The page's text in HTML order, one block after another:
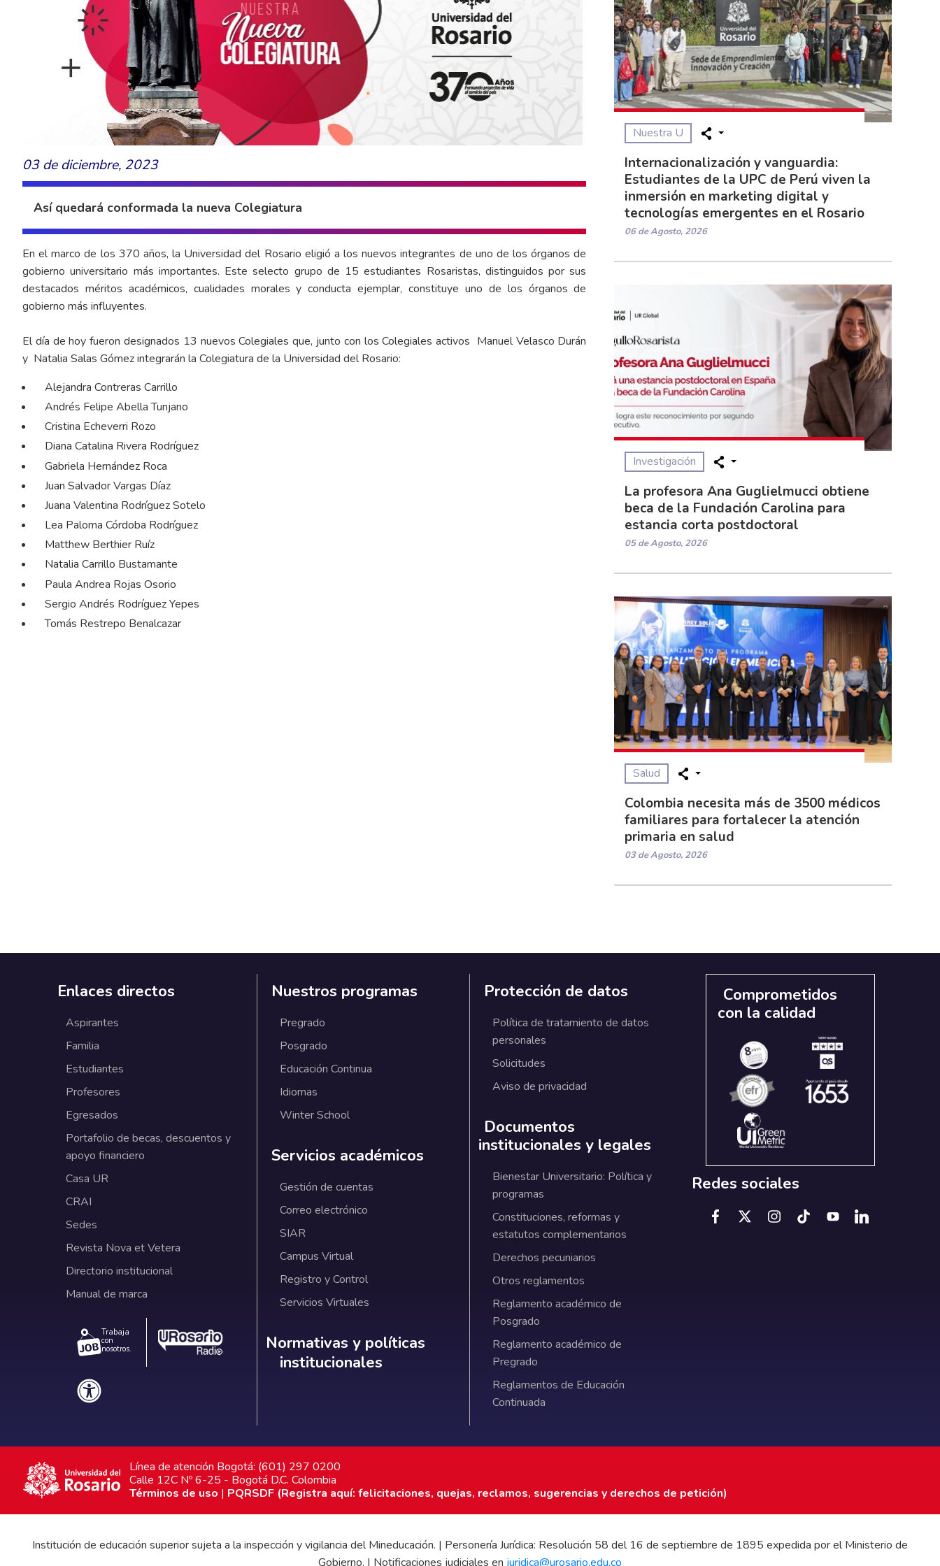
03 de diciembre, 2023
Así quedará conformada la nueva Colegiatura
En el marco de los 370 años, la Universidad del Rosario eligió a los nuevos integrantes de uno de los órganos de
gobierno universitario más importantes. Este selecto grupo de 15 estudiantes Rosaristas, distinguidos por sus
destacados méritos académicos, cualidades morales y conducta ejemplar, constituye uno de los órganos de
gobierno más influyentes.
El día de hoy fueron designados 13 nuevos Colegiales que, junto con los Colegiales activos Manuel Velasco Durán
y Natalia Salas Gómez integrarán la Colegiatura de la Universidad del Rosario:
Alejandra Contreras Carrillo
Andrés Felipe Abella Tunjano
Cristina Echeverri Rozo
Diana Catalina Rivera Rodríguez
Gabriela Hernández Roca
Juan Salvador Vargas Díaz
Juana Valentina Rodríguez Sotelo
Lea Paloma Córdoba Rodríguez
Matthew Berthier Ruíz
Natalia Carrillo Bustamante
Paula Andrea Rojas Osorio
Sergio Andrés Rodríguez Yepes
Tomás Restrepo Benalcazar
Nuestra U
Internacionalización y vanguardia:
Estudiantes de la UPC de Perú viven la
inmersión en marketing digital y
tecnologías emergentes en el Rosario
06 de Agosto, 2026
Investigación
La profesora Ana Guglielmucci obtiene
beca de la Fundación Carolina para
estancia corta postdoctoral
05 de Agosto, 2026
Salud
Colombia necesita más de 3500 médicos
familiares para fortalecer la atención
primaria en salud
03 de Agosto, 2026
Enlaces directos
Aspirantes
Familia
Estudiantes
Profesores
Egresados
Portafolio de becas, descuentos y
apoyo financiero
Casa UR
CRAI
Sedes
Revista Nova et Vetera
Directorio institucional
Manual de marca
Trabaja
con
nosotros.
Nuestros programas
Pregrado
Posgrado
Educación Continua
Idiomas
Winter School
Servicios académicos
Gestión de cuentas
Correo electrónico
SIAR
Campus Virtual
Registro y Control
Servicios Virtuales
Normativas y políticas institucionales
Normativas y políticas
institucionales
Protección de datos
Política de tratamiento de datos
personales
Solicitudes
Aviso de privacidad
Documentos
institucionales y legales
Bienestar Universitario: Política y
programas
Constituciones, reformas y
estatutos complementarios
Derechos pecuniarios
Otros reglamentos
Reglamento académico de
Posgrado
Reglamento académico de
Pregrado
Reglamentos de Educación
Continuada
Comprometidos
con la calidad
Redes sociales
Línea de atención Bogotá: (601) 297 0200
Calle 12C Nº 6-25 - Bogotá D.C. Colombia
Términos de uso | PQRSDF (Registra aquí: felicitaciones, quejas, reclamos, sugerencias y derechos de petición)
Institución de educación superior sujeta a la inspección y vigilancia del Mineducación. | Personería Jurídica: Resolución 58 del 16 de septiembre de 1895 expedida por el Ministerio de
Gobierno. | Notificaciones judiciales en juridica@urosario.edu.co